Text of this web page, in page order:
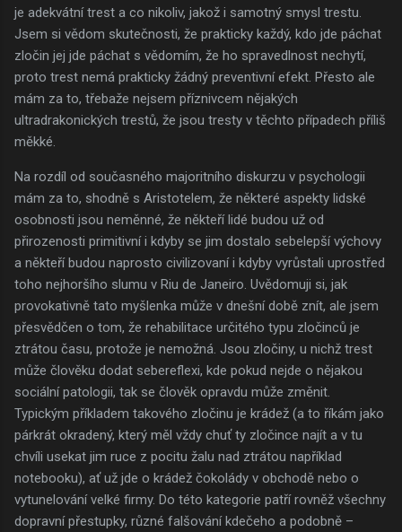
je adekvátní trest a co nikoliv, jakož i samotný smysl trestu.
Jsem si vědom skutečnosti, že prakticky každý, kdo jde páchat
zločin jej jde páchat s vědomím, že ho spravedlnost nechytí,
proto trest nemá prakticky žádný preventivní efekt. Přesto ale
mám za to, třebaže nejsem příznivcem nějakých
ultradrakonických trestů, že jsou tresty v těchto případech příliš
měkké.
Na rozdíl od současného majoritního diskurzu v psychologii
mám za to, shodně s Aristotelem, že některé aspekty lidské
osobnosti jsou neměnné, že někteří lidé budou už od
přirozenosti primitivní i kdyby se jim dostalo sebelepší výchovy
a někteří budou naprosto civilizovaní i kdyby vyrůstali uprostřed
toho nejhoršího slumu v Riu de Janeiro. Uvědomuji si, jak
provokativně tato myšlenka může v dnešní době znít, ale jsem
přesvědčen o tom, že rehabilitace určitého typu zločinců je
ztrátou času, protože je nemožná. Jsou zločiny, u nichž trest
může člověku dodat sebereflexi, kde pokud nejde o nějakou
sociální patologii, tak se člověk opravdu může změnit.
Typickým příkladem takového zločinu je krádež (a to říkám jako
párkrát okradený, který měl vždy chuť ty zločince najít a v tu
chvíli usekat jim ruce z pocitu žalu nad ztrátou například
notebooku), ať už jde o krádež čokolády v obchodě nebo o
vytunelování velké firmy. Do této kategorie patří rovněž všechny
dopravní přestupky, různé falšování kdečeho a podobně –